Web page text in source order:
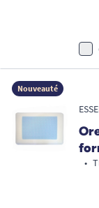
Nouveauté
•